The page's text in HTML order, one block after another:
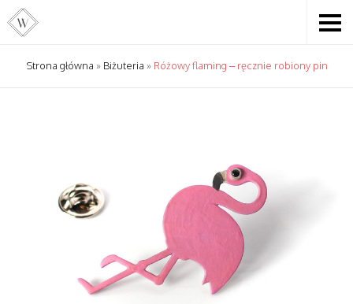
Strona główna » Biżuteria » Różowy flaming – ręcznie robiony pin